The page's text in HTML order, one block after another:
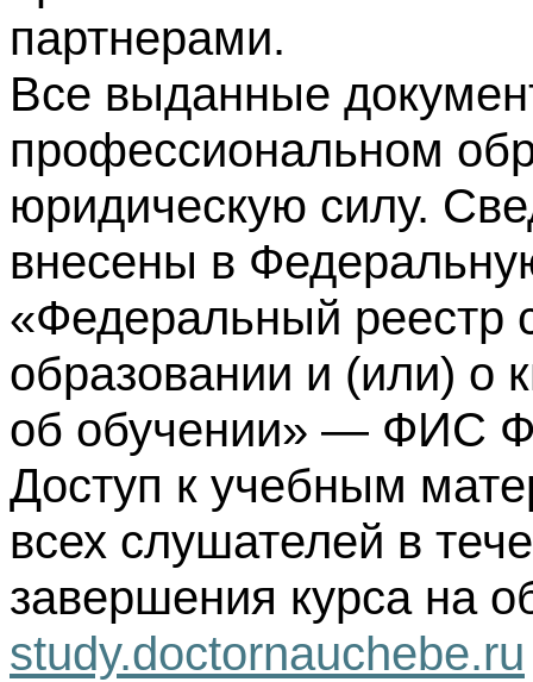
партнерами.
Все выданные
профессиональном
юридическую силу.
внесены в
«Федеральный реестр
образовании и (или) о
об обучении» — ФИС
Доступ к учебным
всех слушателей в
завершения курса на
study.doctornauchebe.ru